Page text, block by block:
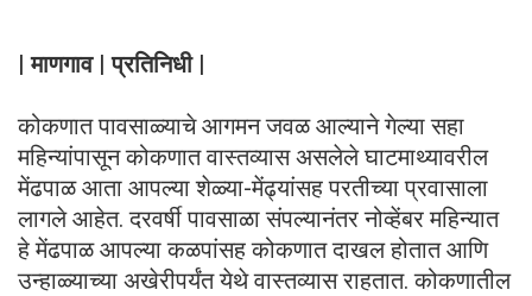
| माणगाव | प्रतिनिधी |
कोकणात पावसाळ्याचे आगमन जवळ आल्याने गेल्या सहा
महिन्यांपासून कोकणात वास्तव्यास असलेले घाटमाथ्यावरील
मेंढपाळ आता आपल्या शेळ्या-मेंढ्यांसह परतीच्या प्रवासाला
लागले आहेत. दरवर्षी पावसाळा संपल्यानंतर नोव्हेंबर महिन्यात
हे मेंढपाळ आपल्या कळपांसह कोकणात दाखल होतात आणि
उन्हाळ्याच्या अखेरीपर्यंत येथे वास्तव्यास राहतात. कोकणातील